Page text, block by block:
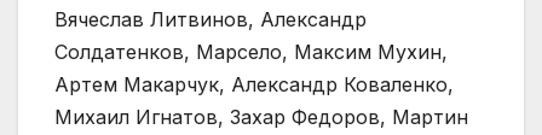
Вячеслав Литвинов, Александр
Солдатенков, Марсело, Максим Мухин,
Артем Макарчук, Александр Коваленко,
Михаил Игнатов, Захар Федоров, Мартин